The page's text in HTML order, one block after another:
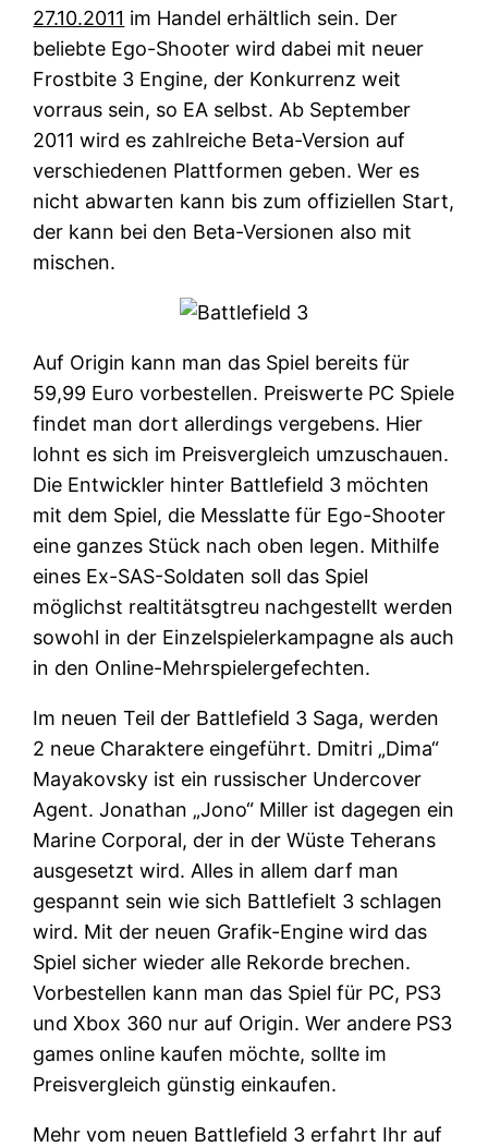
27.10.2011 im Handel erhältlich sein. Der
beliebte Ego-Shooter wird dabei mit neuer
Frostbite 3 Engine, der Konkurrenz weit
vorraus sein, so EA selbst. Ab September
2011 wird es zahlreiche Beta-Version auf
verschiedenen Plattformen geben. Wer es
nicht abwarten kann bis zum offiziellen Start,
der kann bei den Beta-Versionen also mit
mischen.
Auf Origin kann man das Spiel bereits für
59,99 Euro vorbestellen. Preiswerte PC Spiele
findet man dort allerdings vergebens. Hier
lohnt es sich im Preisvergleich umzuschauen.
Die Entwickler hinter Battlefield 3 möchten
mit dem Spiel, die Messlatte für Ego-Shooter
eine ganzes Stück nach oben legen. Mithilfe
eines Ex-SAS-Soldaten soll das Spiel
möglichst realtitätsgtreu nachgestellt werden
sowohl in der Einzelspielerkampagne als auch
in den Online-Mehrspielergefechten.
Im neuen Teil der Battlefield 3 Saga, werden
2 neue Charaktere eingeführt. Dmitri „Dima“
Mayakovsky ist ein russischer Undercover
Agent. Jonathan „Jono“ Miller ist dagegen ein
Marine Corporal, der in der Wüste Teherans
ausgesetzt wird. Alles in allem darf man
gespannt sein wie sich Battlefielt 3 schlagen
wird. Mit der neuen Grafik-Engine wird das
Spiel sicher wieder alle Rekorde brechen.
Vorbestellen kann man das Spiel für PC, PS3
und Xbox 360 nur auf Origin. Wer andere PS3
games online kaufen möchte, sollte im
Preisvergleich günstig einkaufen.
Mehr vom neuen Battlefield 3 erfahrt Ihr auf